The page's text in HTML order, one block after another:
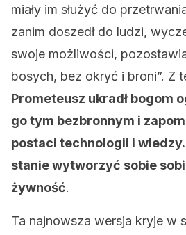
miały im służyć do
zanim doszedł do ludzi,
swoje możliwości,
bosych, bez okryć i broni”. Z
Prometeusz ukradł bogom
go tym bezbronnym i
postaci technologii i
stanie wytworzyć sobie
żywność.
Ta najnowsza wersja kryje w